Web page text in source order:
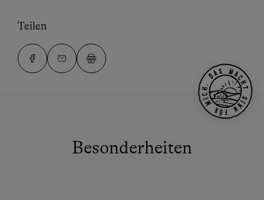
Teilen
Besonderheiten